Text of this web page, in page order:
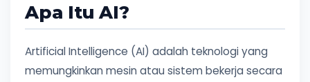
Apa Itu AI?
Artificial Intelligence (AI) adalah teknologi yang
memungkinkan mesin atau sistem bekerja secara